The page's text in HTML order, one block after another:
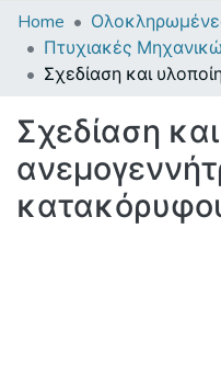
Communities & Collections
All of DSpace
Home
Σχεδίαση